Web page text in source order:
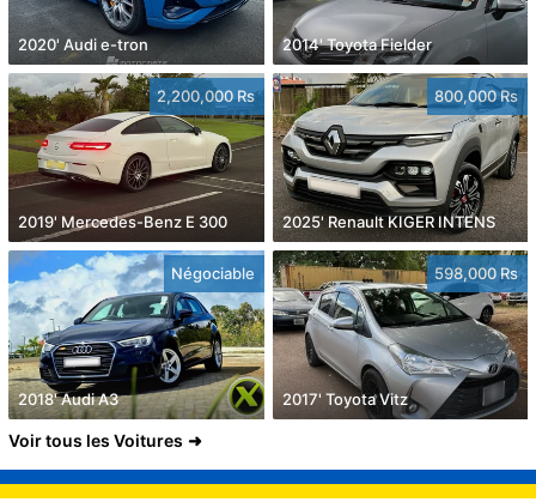
2020' Audi e-tron 2014' Toyota Fielder
2,200,000 Rs
2019' Mercedes-Benz E 300
800,000 Rs
2025' Renault KIGER INTENS
Négociable
2018' Audi A3
598,000 Rs
2017' Toyota Vitz
Voir tous les Voitures